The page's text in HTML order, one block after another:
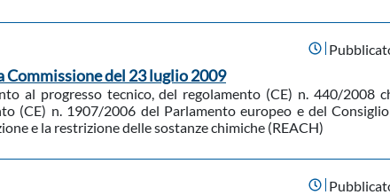
Commissione del 23 luglio 2009
al progresso tecnico, del regolamento (CE) n. 440/2008
(CE) n. 1907/2006 del Parlamento europeo e del
e la restrizione delle sostanze chimiche (REACH)